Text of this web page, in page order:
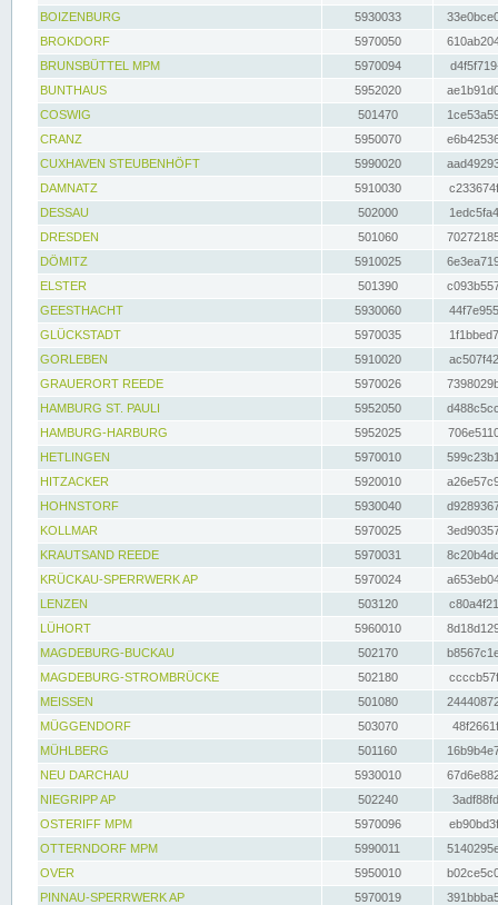
BOIZENBURG
5930033
BROKDORF
5970050
BRUNSBÜTTEL MPM
5970094
BUNTHAUS
5952020
COSWIG
501470
CRANZ
5950070
CUXHAVEN STEUBENHÖFT
5990020
DAMNATZ
5910030
DESSAU
502000
DRESDEN
501060
DÖMITZ
5910025
ELSTER
501390
GEESTHACHT
5930060
GLÜCKSTADT
5970035
GORLEBEN
5910020
GRAUERORT REEDE
5970026
HAMBURG ST. PAULI
5952050
HAMBURG-HARBURG
5952025
HETLINGEN
5970010
HITZACKER
5920010
HOHNSTORF
5930040
KOLLMAR
5970025
KRAUTSAND REEDE
5970031
KRÜCKAU-SPERRWERK AP
5970024
LENZEN
503120
LÜHORT
5960010
MAGDEBURG-BUCKAU
502170
MAGDEBURG-STROMBRÜCKE
502180
MEISSEN
501080
MÜGGENDORF
503070
MÜHLBERG
501160
NEU DARCHAU
5930010
NIEGRIPP AP
502240
OSTERIFF MPM
5970096
OTTERNDORF MPM
5990011
OVER
5950010
PINNAU-SPERRWERK AP
5970019